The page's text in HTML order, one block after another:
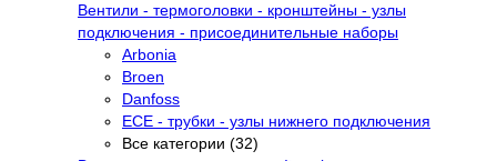
Вентили - термоголовки - кронштейны - узлы
подключения - присоединительные наборы
Arbonia
Broen
Danfoss
ECE - трубки - узлы нижнего подключения
Все категории (32)